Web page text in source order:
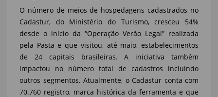
O número de meios de hospedagens cadastrados no
Cadastur, do Ministério do Turismo, cresceu 54%
desde o início da “Operação Verão Legal” realizada
pela Pasta e que visitou, até maio, estabelecimentos
de 24 capitais brasileiras. A iniciativa também
impactou no número total de cadastros incluindo
outros segmentos. Atualmente, o Cadastur conta com
70.760 registro, marca histórica da ferramenta e que